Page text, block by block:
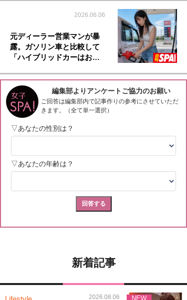
2026.06.06
元ディーラー営業マンが暴
露。ガソリン車と比較して
「ハイブリッドカーはお…
新着記事
2026.08.06 NEW